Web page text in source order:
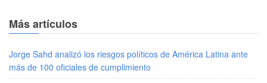
Más artículos
Jorge Sahd analizó los riesgos políticos de América Latina ante
más de 100 oficiales de cumplimiento